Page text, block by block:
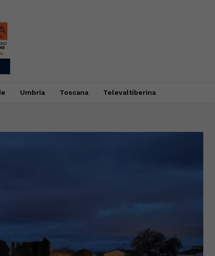
Umbria Toscana Televaltiberina